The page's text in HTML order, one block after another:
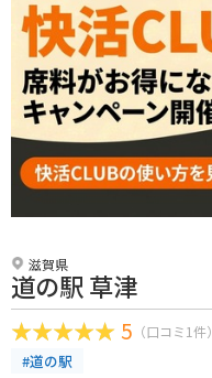
滋賀県
道の駅 草津
5 （口コミ1件）
#道の駅